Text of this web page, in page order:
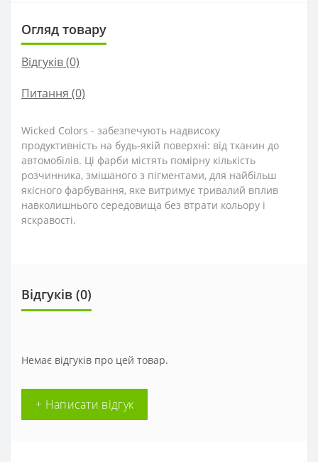
Огляд товару
Відгуків (0)
Питання (0)
Wicked Colors - забезпечують надвисоку
продуктивність на будь-якій поверхні: від тканин до
автомобілів. Ці фарби містять помірну кількість
розчинника, змішаного з пігментами, для найбільш
якісного фарбування, яке витримує тривалий вплив
навколишнього середовища без втрати кольору і
яскравості.
Відгуків (0)
Немає відгуків про цей товар.
+ Написати відгук